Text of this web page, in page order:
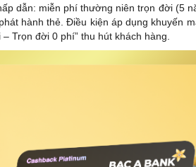
dẫn: miễn phí thường niên trọn đời (5
hành thẻ. Điều kiện áp dụng khuyến
Trọn đời 0 phí” thu hút khách hàng.